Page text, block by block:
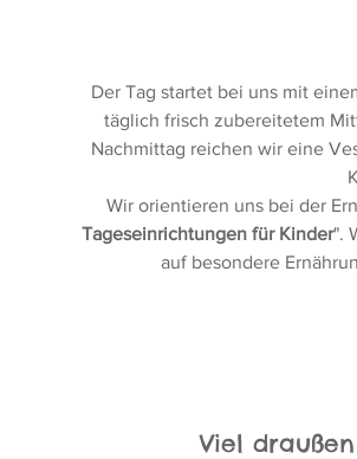
Der Tag startet bei uns mit
täglich frisch zubereitetem
Nachmittag reichen wir eine
Wir orientieren uns bei der
Tageseinrichtungen für Kinder".
auf besondere
Viel